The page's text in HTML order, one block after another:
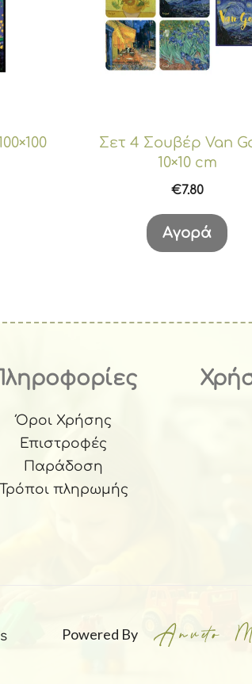
Σετ 4 Σουβέρ Van
10×10 cm
€7.80
Αγορά
Όροι Χρήσης
Επιστροφές
Παράδοση
Τρόποι πληρωμής
Powered By